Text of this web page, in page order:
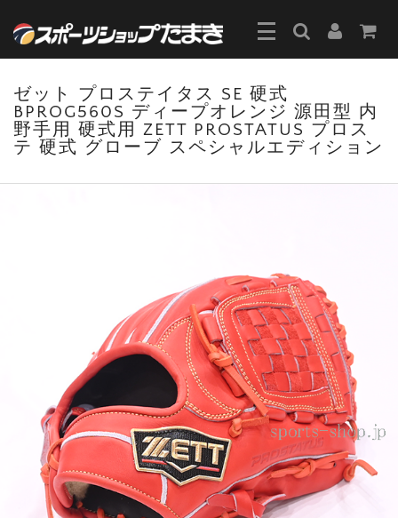
ゼット プロステイタス SE 硬式
BPROG560S ディープオレンジ 源田型 内
野手用 硬式用 ZETT PROSTATUS プロス
テ 硬式 グローブ スペシャルエディション